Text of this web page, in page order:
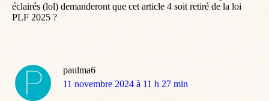
éclairés (lol) demanderont que cet article 4 soit retiré de la loi
PLF 2025 ?
paulma6
dit
11 novembre 2024 à 11 h 27 min